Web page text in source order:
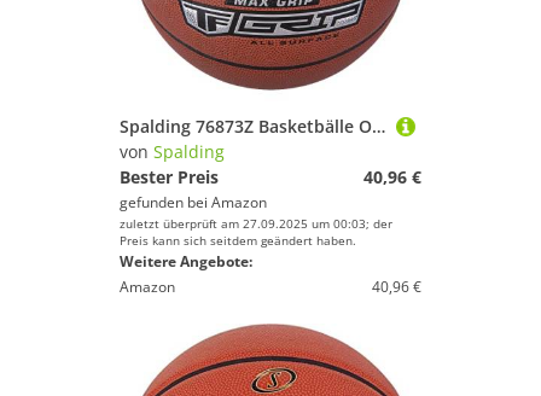
Spalding 76873Z Basketbälle Orange 7
von Spalding
Bester Preis
40,96 €
gefunden bei Amazon
zuletzt überprüft am 27.09.2025 um 00:03; der
Preis kann sich seitdem geändert haben.
Weitere Angebote:
Amazon
40,96 €